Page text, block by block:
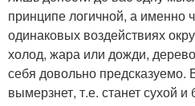
принципе логичной, а именно
одинаковых воздействиях
холод, жара или дожди,
себя довольно предсказуемо.
вымерзнет, т.е. станет сухой